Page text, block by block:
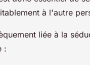
à l'autre
liée à la
: